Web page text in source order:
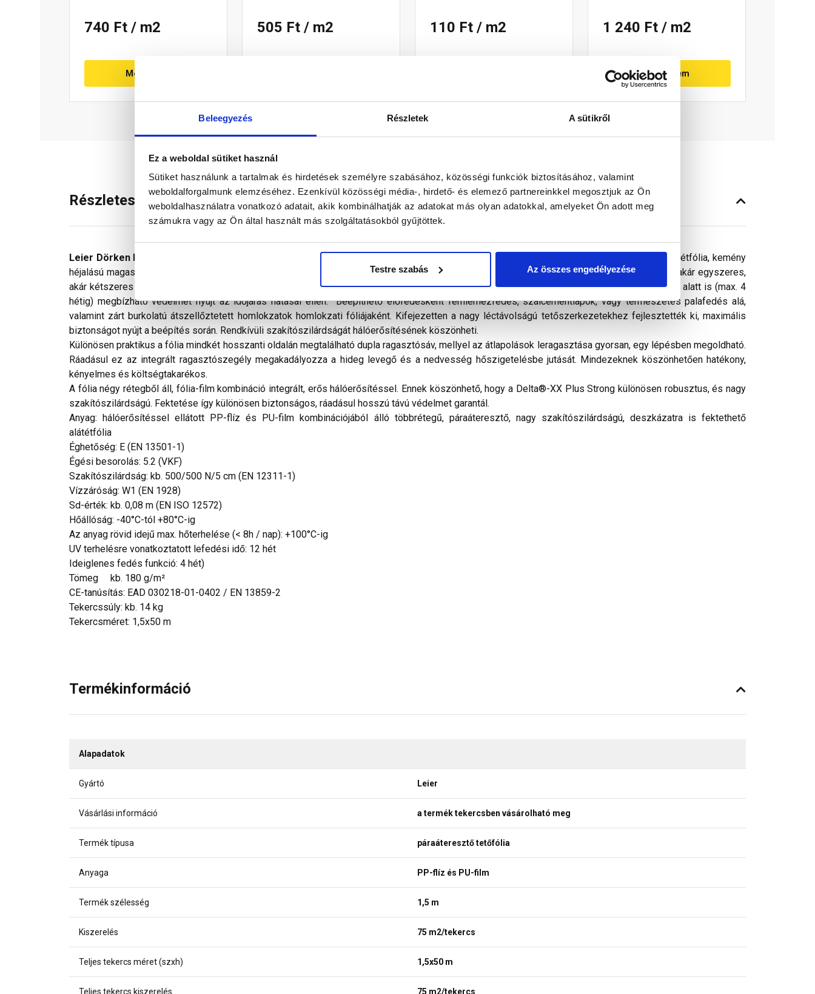
Beleegyezés Részletek A sütikről
Ez a weboldal sütiket használ
Sütiket használunk a tartalmak és hirdetések személyre szabásához, közösségi funkciók biztosításához, valamint
weboldalforgalmunk elemzéséhez. Ezenkívül közösségi média-, hirdető- és elemező partnereinkkel megosztjuk az Ön
weboldalhasználatra vonatkozó adatait, akik kombinálhatják az adatokat más olyan adatokkal, amelyeket Ön adott meg
számukra vagy az Ön által használt más szolgáltatásokból gyűjtöttek.
Testre szabás Az összes engedélyezése
740 Ft / m2
Megnézem
505 Ft / m2 110 Ft / m2 1 240 Ft / m2
Megnézem
Részletes leírás
Leier Dörken Delta®-XX Plus Strong
hosszú élettartamú, nagy szakítószilárdságú, páraáteresztő, többrétegű, deszkázatra is fektethető alátétfólia, kemény
héjalású magastetők nedvesség és káros környezeti hatások elleni védelmére. A legkülönbözőbb tetőszerkezetekhez alkalmas: legyen szó akár egyszeres,
akár kétszeres átszellőztetésű, akár deszkázott, akár deszkázat nélküli tetőszerkezetről. Ráadásul ideiglenes fedésként már az építési fázis alatt is (max. 4
hétig) megbízható védelmet nyújt az időjárás hatásai ellen. Beépíthető előfedésként fémlemezfedés, szálcementlapok, vagy természetes palafedés alá,
valamint zárt burkolatú átszellőztetett homlokzatok homlokzati fóliájaként. Kifejezetten a nagy léctávolságú tetőszerkezetekhez fejlesztették ki, maximális
biztonságot nyújt a beépítés során. Rendkívüli szakítószilárdságát hálóerősítésének köszönheti.
Különösen praktikus a fólia mindkét hosszanti oldalán megtalálható dupla ragasztósáv, mellyel az átlapolások leragasztása gyorsan, egy lépésben megoldható.
Ráadásul ez az integrált ragasztószegély megakadályozza a hideg levegő és a nedvesség hőszigetelésbe jutását. Mindezeknek köszönhetően hatékony,
kényelmes és költségtakarékos.
A fólia négy rétegből áll, fólia-film kombináció integrált, erős hálóerősítéssel. Ennek köszönhető, hogy a Delta®-XX Plus Strong különösen robusztus, és nagy
szakítószilárdságú. Fektetése így különösen biztonságos, ráadásul hosszú távú védelmet garantál.
Anyag: hálóerősítéssel ellátott PP-flíz és PU-film kombinációjából álló többrétegű, páraáteresztő, nagy szakítószilárdságú, deszkázatra is fektethető
alátétfólia
Éghetőség: E (EN 13501-1)
Égési besorolás: 5.2 (VKF)
Szakítószilárdság: kb. 500/500 N/5 cm (EN 12311-1)
Vízzáróság: W1 (EN 1928)
Sd-érték: kb. 0,08 m (EN ISO 12572)
Hőállóság: -40°C-tól +80°C-ig
Az anyag rövid idejű max. hőterhelése (< 8h / nap): +100°C-ig
UV terhelésre vonatkoztatott lefedési idő: 12 hét
Ideiglenes fedés funkció: 4 hét)
Tömeg kb. 180 g/m²
CE-tanúsítás: EAD 030218-01-0402 / EN 13859-2
Tekercssúly: kb. 14 kg
Tekercsméret: 1,5x50 m
Termékinformáció
Alapadatok
Gyártó Leier
Vásárlási információ a termék tekercsben vásárolható meg
Termék típusa páraáteresztő tetőfólia
Anyaga PP-flíz és PU-film
Termék szélesség 1,5 m
Kiszerelés 75 m2/tekercs
Teljes tekercs méret (szxh) 1,5x50 m
Teljes tekercs kiszerelés 75 m2/tekercs